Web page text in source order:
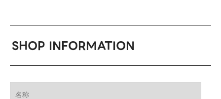
SHOP INFORMATION
名称